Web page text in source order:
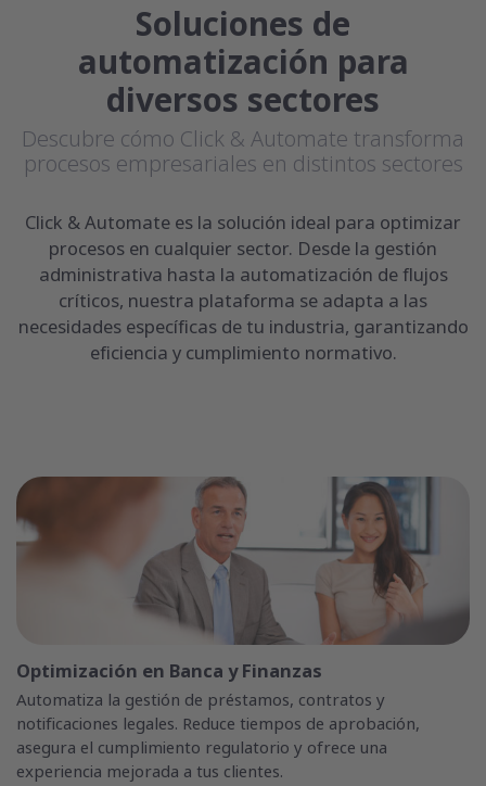
Soluciones de
automatización para
diversos sectores
Descubre cómo Click & Automate transforma
procesos empresariales en distintos sectores
Click & Automate es la solución ideal para optimizar
procesos en cualquier sector. Desde la gestión
administrativa hasta la automatización de flujos
críticos, nuestra plataforma se adapta a las
necesidades específicas de tu industria, garantizando
eficiencia y cumplimiento normativo.
Optimización en Banca y Finanzas
Automatiza la gestión de préstamos, contratos y
notificaciones legales. Reduce tiempos de aprobación,
asegura el cumplimiento regulatorio y ofrece una
experiencia mejorada a tus clientes.